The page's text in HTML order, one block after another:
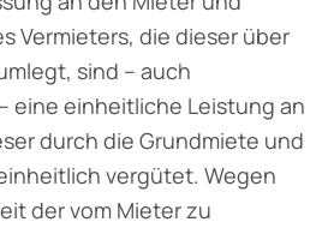
Vermieters, die dieser über
sind – auch
eine einheitliche Leistung an
durch die Grundmiete und
ver­gütet. Wegen
der vom Mieter zu